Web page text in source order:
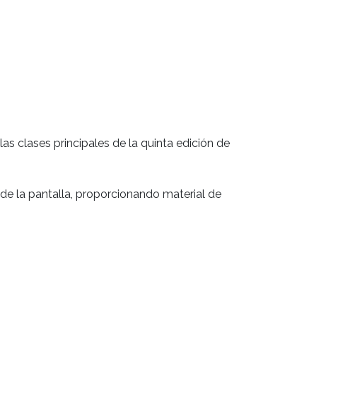
clases principales de la quinta edición de
la pantalla, proporcionando material de